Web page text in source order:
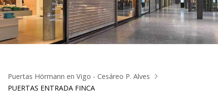
Puertas Hörmann en Vigo - Cesáreo P. Alves
PUERTAS ENTRADA FINCA